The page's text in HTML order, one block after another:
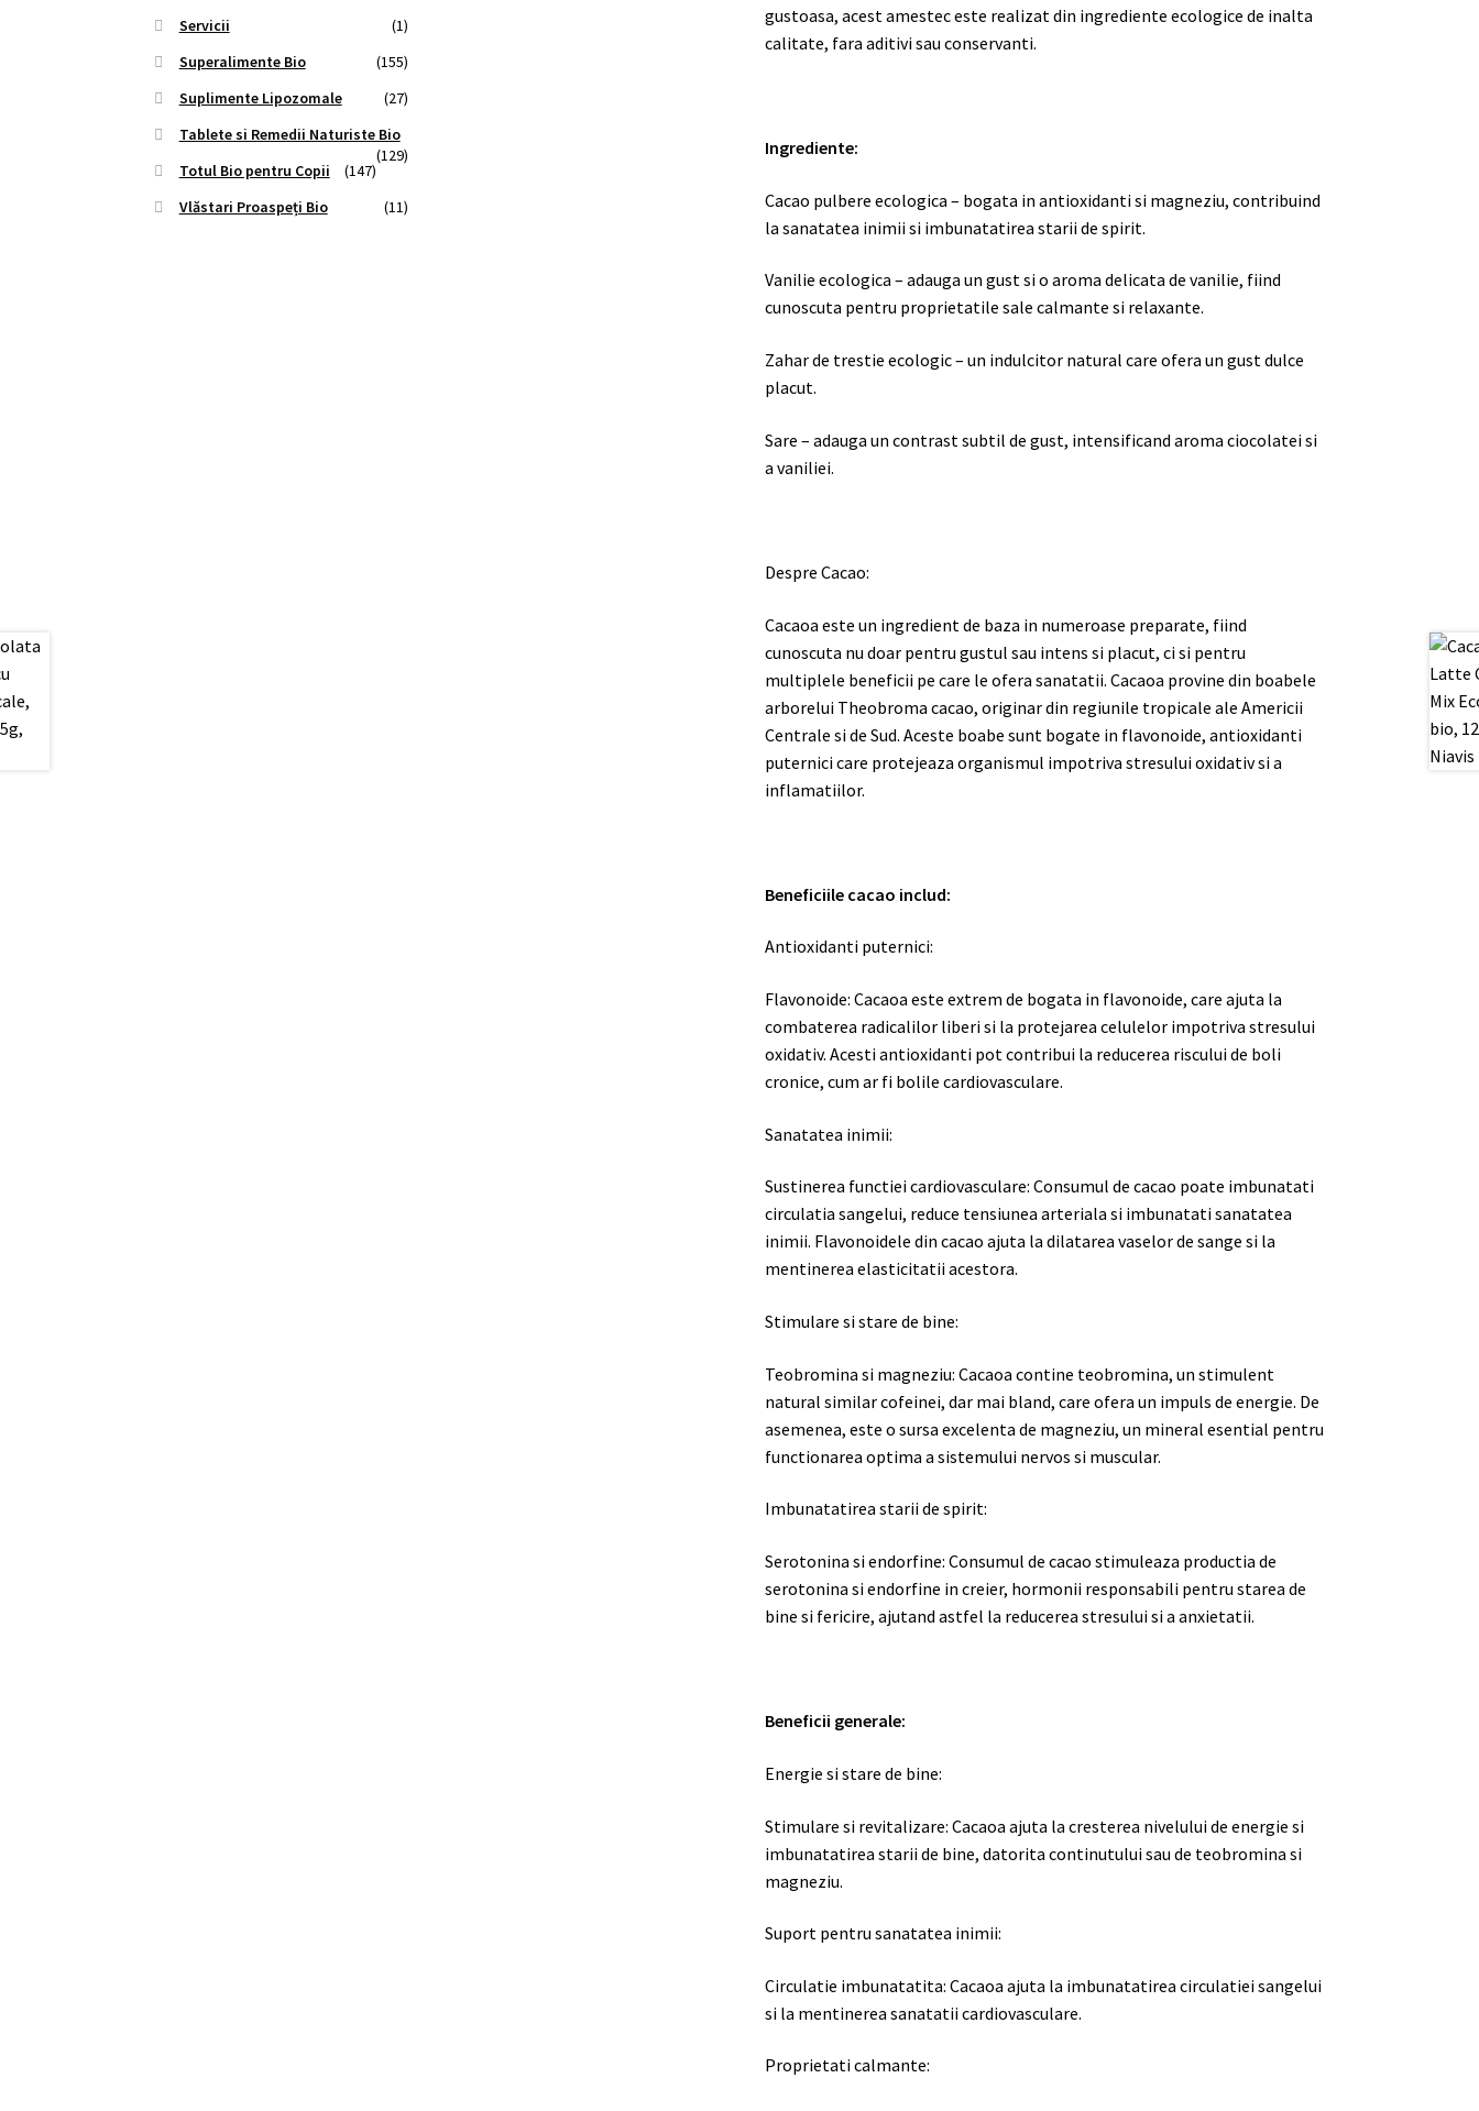
gustoasa, acest amestec este realizat din ingrediente ecologice de inalta
calitate, fara aditivi sau conservanti.
Ingrediente:
Cacao pulbere ecologica – bogata in antioxidanti si magneziu, contribuind
la sanatatea inimii si imbunatatirea starii de spirit.
Vanilie ecologica – adauga un gust si o aroma delicata de vanilie, fiind
cunoscuta pentru proprietatile sale calmante si relaxante.
Zahar de trestie ecologic – un indulcitor natural care ofera un gust dulce
placut.
Sare – adauga un contrast subtil de gust, intensificand aroma ciocolatei si
a vaniliei.
Despre Cacao:
Cacaoa este un ingredient de baza in numeroase preparate, fiind
cunoscuta nu doar pentru gustul sau intens si placut, ci si pentru
multiplele beneficii pe care le ofera sanatatii. Cacaoa provine din boabele
arborelui Theobroma cacao, originar din regiunile tropicale ale Americii
Centrale si de Sud. Aceste boabe sunt bogate in flavonoide, antioxidanti
puternici care protejeaza organismul impotriva stresului oxidativ si a
inflamatiilor.
Beneficiile cacao includ:
Antioxidanti puternici:
Flavonoide: Cacaoa este extrem de bogata in flavonoide, care ajuta la
combaterea radicalilor liberi si la protejarea celulelor impotriva stresului
oxidativ. Acesti antioxidanti pot contribui la reducerea riscului de boli
cronice, cum ar fi bolile cardiovasculare.
Sanatatea inimii:
Sustinerea functiei cardiovasculare: Consumul de cacao poate imbunatati
circulatia sangelui, reduce tensiunea arteriala si imbunatati sanatatea
inimii. Flavonoidele din cacao ajuta la dilatarea vaselor de sange si la
mentinerea elasticitatii acestora.
Stimulare si stare de bine:
Teobromina si magneziu: Cacaoa contine teobromina, un stimulent
natural similar cofeinei, dar mai bland, care ofera un impuls de energie. De
asemenea, este o sursa excelenta de magneziu, un mineral esential pentru
functionarea optima a sistemului nervos si muscular.
Imbunatatirea starii de spirit:
Serotonina si endorfine: Consumul de cacao stimuleaza productia de
serotonina si endorfine in creier, hormonii responsabili pentru starea de
bine si fericire, ajutand astfel la reducerea stresului si a anxietatii.
Beneficii generale:
Energie si stare de bine:
Stimulare si revitalizare: Cacaoa ajuta la cresterea nivelului de energie si
imbunatatirea starii de bine, datorita continutului sau de teobromina si
magneziu.
Suport pentru sanatatea inimii:
Circulatie imbunatatita: Cacaoa ajuta la imbunatatirea circulatiei sangelui
si la mentinerea sanatatii cardiovasculare.
Proprietati calmante:
Servicii
(1)
Superalimente Bio
(155)
Suplimente Lipozomale
(27)
Tablete si Remedii Naturiste Bio
(129)
Totul Bio pentru Copii
(147)
Vlăstari Proaspeți Bio
(11)